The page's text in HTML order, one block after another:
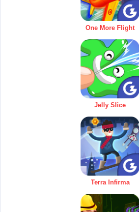
One More Flight
Jelly Slice
Terra Infirma